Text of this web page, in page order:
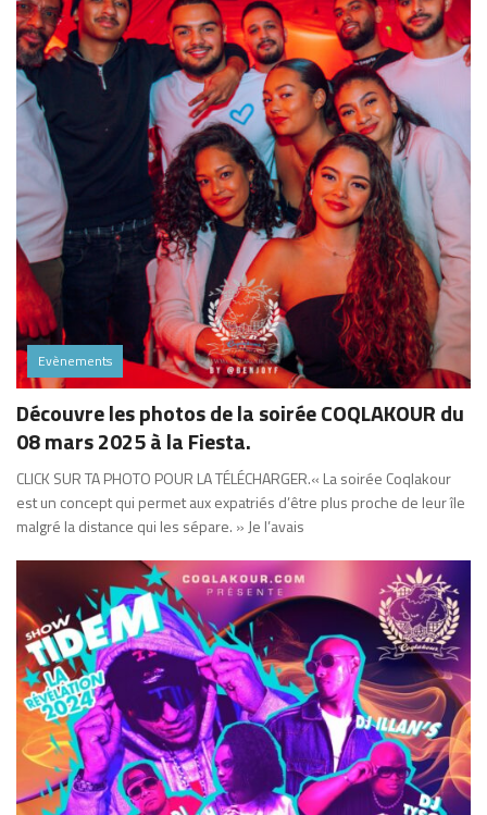
Evènements
Découvre les photos de la soirée COQLAKOUR du
08 mars 2025 à la Fiesta.
CLICK SUR TA PHOTO POUR LA TÉLÉCHARGER.« La soirée Coqlakour
est un concept qui permet aux expatriés d’être plus proche de leur île
malgré la distance qui les sépare. » Je l’avais